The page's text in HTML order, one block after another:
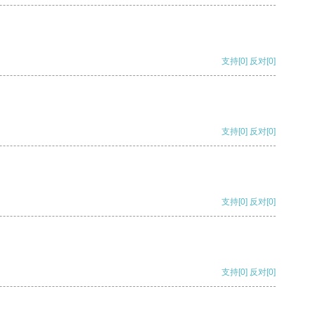
支持[0] 反对[0]
支持[0] 反对[0]
支持[0] 反对[0]
支持[0] 反对[0]